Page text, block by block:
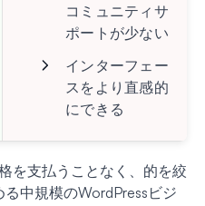
コミュニティサ
ポートが少ない
インターフェー
スをより直感的
にできる
を支払うことなく、的を絞
中規模のWordPressビジ